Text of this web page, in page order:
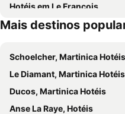
Hotéis em Le Francois
Mais destinos
Schoelcher, Martinica Hotéis
Le Diamant, Martinica Hotéis
Ducos, Martinica Hotéis
Anse La Raye, Hotéis